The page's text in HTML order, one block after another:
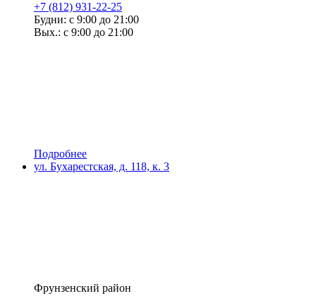
+7 (812) 931-22-25
Будни: с 9:00 до 21:00
Вых.: с 9:00 до 21:00
Подробнее
ул. Бухарестская, д. 118, к. 3
Фрунзенский район